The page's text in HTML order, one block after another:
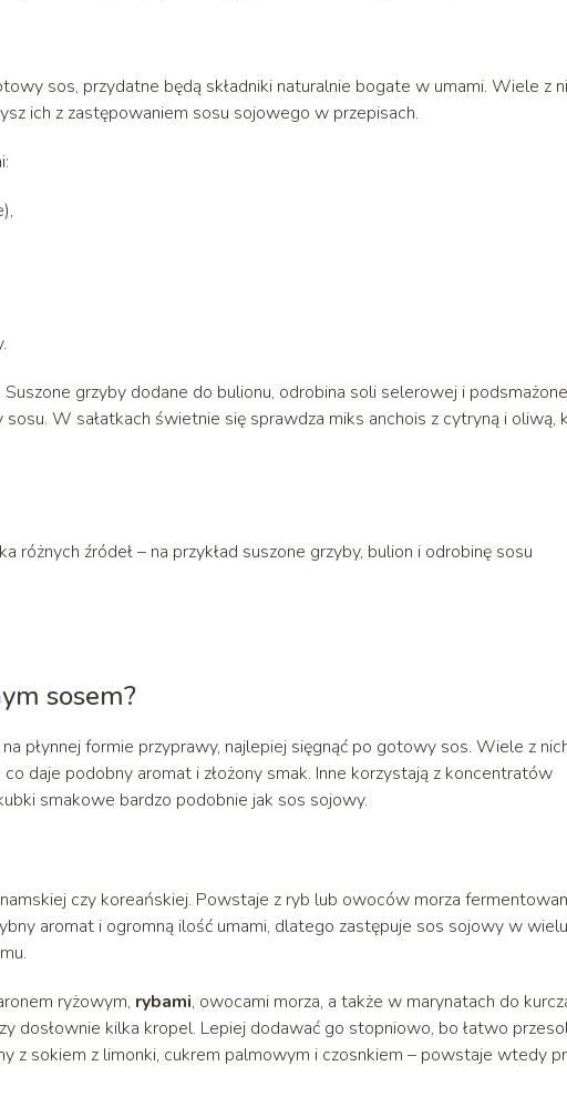
sos, przydatne będą składniki naturalnie bogate w umami. Wiele z
ich z zastępowaniem sosu sojowego w przepisach.
Suszone grzyby dodane do bulionu, odrobina soli selerowej i
W sałatkach świetnie się sprawdza miks anchois z cytryną i oliwą,
różnych źródeł – na przykład suszone grzyby, bulion i odrobinę sosu
sosem?
płynnej formie przyprawy, najlepiej sięgnąć po gotowy sos. Wiele z
daje podobny aromat i złożony smak. Inne korzystają z koncentratów
smakowe bardzo podobnie jak sos sojowy.
czy koreańskiej. Powstaje z ryb lub owoców morza
aromat i ogromną ilość umami, dlatego zastępuje sos sojowy w wielu
ryżowym, rybami, owocami morza, a także w marynatach do
dosłownie kilka kropel. Lepiej dodawać go stopniowo, bo łatwo
z sokiem z limonki, cukrem palmowym i czosnkiem – powstaje wtedy